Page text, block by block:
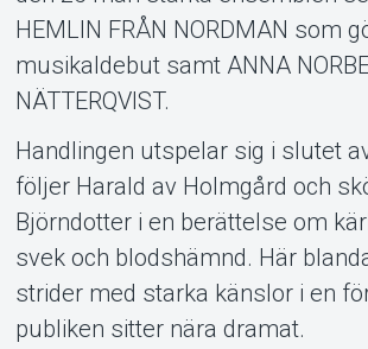
Om
HEMLIN FRÅN NORDMAN som
musikaldebut samt ANNA
NÄTTERQVIST.
Handlingen utspelar sig i slutet
följer Harald av Holmgård och
Björndotter i en berättelse om
svek och blodshämnd. Här
strider med starka känslor i en
publiken sitter nära dramat.​